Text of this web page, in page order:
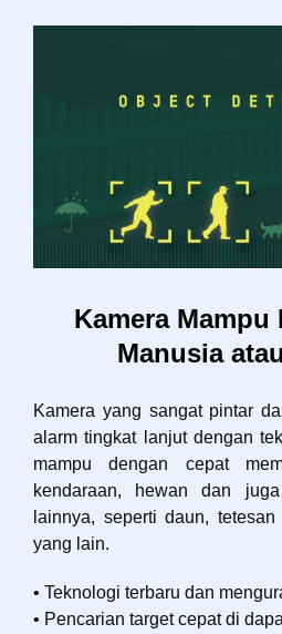
Kamera Mampu
Manusia
Kamera yang sangat pintar
alarm tingkat lanjut dengan
mampu dengan cepat
kendaraan, hewan dan
lainnya, seperti daun,
yang lain.
• Teknologi terbaru dan
• Pencarian target cepat di